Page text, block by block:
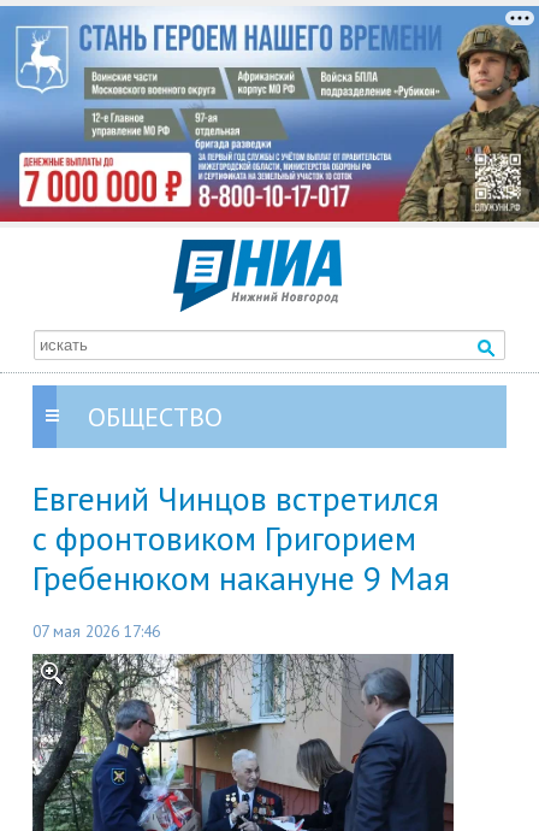
ОБЩЕСТВО
Евгений Чинцов встретился
с фронтовиком Григорием
Гребенюком накануне 9 Мая
07 мая 2026 17:46